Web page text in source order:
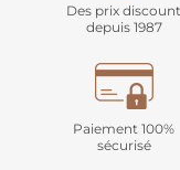
Des prix discount
depuis 1987
Paiement 100%
sécurisé